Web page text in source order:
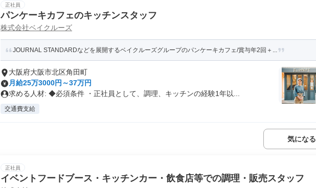
正社員
パンケーキカフェのキッチンスタッフ
株式会社ベイクルーズ
JOURNAL STANDARDなどを展開するベイクルーズグループのパンケーキカフェ/賞与年2回＋...
大阪府大阪市北区角田町
月給25万3000円～37万円
求める人材: ◆必須条件 ・正社員として、調理、キッチンの経験1年以...
交通費支給
気になる
正社員
イベントフードブース・キッチンカー・飲食店等での調理・販売スタッフ